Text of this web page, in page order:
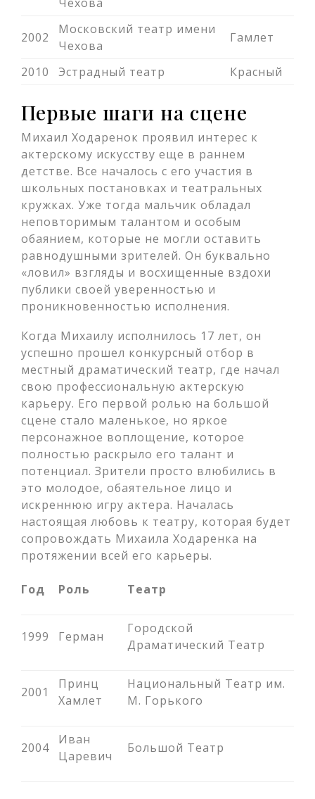
2002
Московский театр имени
Чехова
Гамлет
2010 Эстрадный театр Красный
Первые шаги на сцене
Михаил Ходаренок проявил интерес к
актерскому искусству еще в раннем
детстве. Все началось с его участия в
школьных постановках и театральных
кружках. Уже тогда мальчик обладал
неповторимым талантом и особым
обаянием, которые не могли оставить
равнодушными зрителей. Он буквально
«ловил» взгляды и восхищенные вздохи
публики своей уверенностью и
проникновенностью исполнения.
Когда Михаилу исполнилось 17 лет, он
успешно прошел конкурсный отбор в
местный драматический театр, где начал
свою профессиональную актерскую
карьеру. Его первой ролью на большой
сцене стало маленькое, но яркое
персонажное воплощение, которое
полностью раскрыло его талант и
потенциал. Зрители просто влюбились в
это молодое, обаятельное лицо и
искреннюю игру актера. Началась
настоящая любовь к театру, которая будет
сопровождать Михаила Ходаренка на
протяжении всей его карьеры.
Год Роль Театр
1999 Герман
Городской
Драматический Театр
2001
Принц
Хамлет
Национальный Театр им.
М. Горького
2004
Иван
Царевич
Большой Театр